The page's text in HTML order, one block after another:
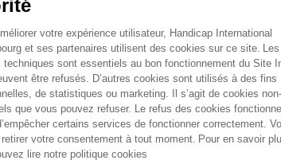
La Sierra Leone a été ravagée
1991 à 2002 et, au printemps
l’épidémie d'Ebola.
population vit dans une grande